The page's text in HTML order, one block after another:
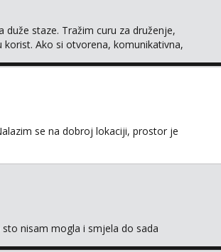
staze. Tražim curu za druženje,
Ako si otvorena, komunikativna,
se na dobroj lokaciji, prostor je
nisam mogla i smjela do sada